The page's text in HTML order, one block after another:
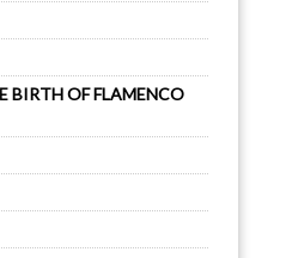
BIRTH OF FLAMENCO